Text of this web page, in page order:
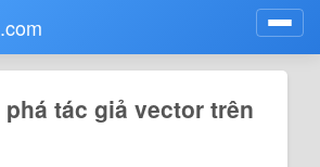
phá tác giả vector trên